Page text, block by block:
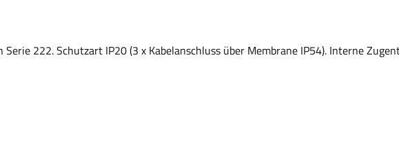
222. Schutzart IP20 (3 x Kabelanschluss über Membrane IP54). Interne